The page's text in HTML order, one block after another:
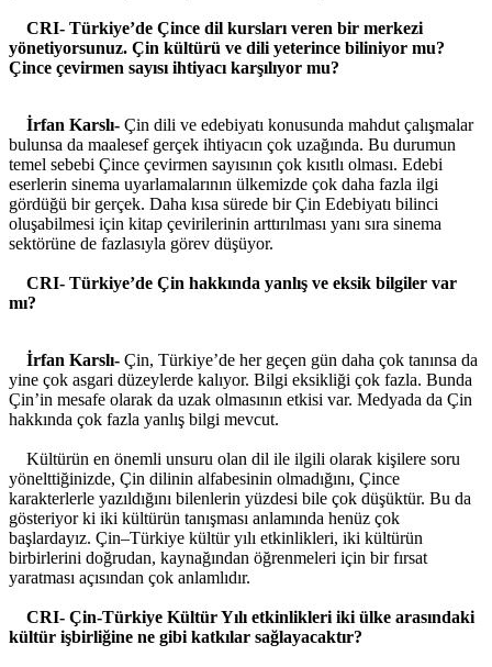
CRI- Türkiye’de Çince dil kursları veren bir merkezi
yönetiyorsunuz. Çin kültürü ve dili yeterince biliniyor mu?
Çince çevirmen sayısı ihtiyacı karşılıyor mu?
İrfan Karslı- Çin dili ve edebiyatı konusunda mahdut çalışmalar
bulunsa da maalesef gerçek ihtiyacın çok uzağında. Bu durumun
temel sebebi Çince çevirmen sayısının çok kısıtlı olması. Edebi
eserlerin sinema uyarlamalarının ülkemizde çok daha fazla ilgi
gördüğü bir gerçek. Daha kısa sürede bir Çin Edebiyatı bilinci
oluşabilmesi için kitap çevirilerinin arttırılması yanı sıra sinema
sektörüne de fazlasıyla görev düşüyor.
CRI- Türkiye’de Çin hakkında yanlış ve eksik bilgiler var
mı?
İrfan Karslı- Çin, Türkiye’de her geçen gün daha çok tanınsa da
yine çok asgari düzeylerde kalıyor. Bilgi eksikliği çok fazla. Bunda
Çin’in mesafe olarak da uzak olmasının etkisi var. Medyada da Çin
hakkında çok fazla yanlış bilgi mevcut.
Kültürün en önemli unsuru olan dil ile ilgili olarak kişilere soru
yönelttiğinizde, Çin dilinin alfabesinin olmadığını, Çince
karakterlerle yazıldığını bilenlerin yüzdesi bile çok düşüktür. Bu da
gösteriyor ki iki kültürün tanışması anlamında henüz çok
başlardayız. Çin–Türkiye kültür yılı etkinlikleri, iki kültürün
birbirlerini doğrudan, kaynağından öğrenmeleri için bir fırsat
yaratması açısından çok anlamlıdır.
CRI- Çin-Türkiye Kültür Yılı etkinlikleri iki ülke arasındaki
kültür işbirliğine ne gibi katkılar sağlayacaktır?